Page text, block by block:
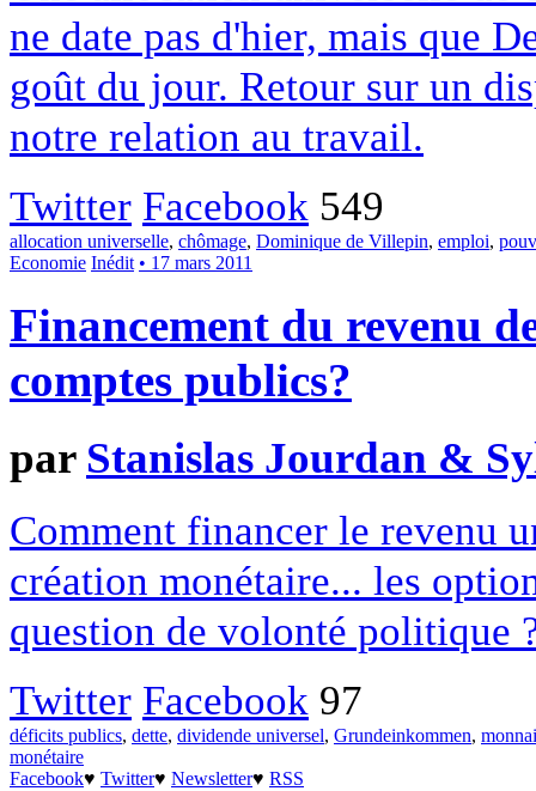
ne date pas d'hier, mais que
goût du jour. Retour sur un
notre relation au travail.
Twitter Facebook 549
allocation universelle, chômage, Dominique de Villepin, emploi,
Economie Inédit • 17 mars 2011
Financement du revenu
comptes publics?
par Stanislas Jourdan &
Comment financer le revenu
création monétaire... les
question de volonté politique
Twitter Facebook 97
déficits publics, dette, dividende universel, Grundeinkommen,
monétaire
Facebook♥ Twitter♥ Newsletter♥ RSS